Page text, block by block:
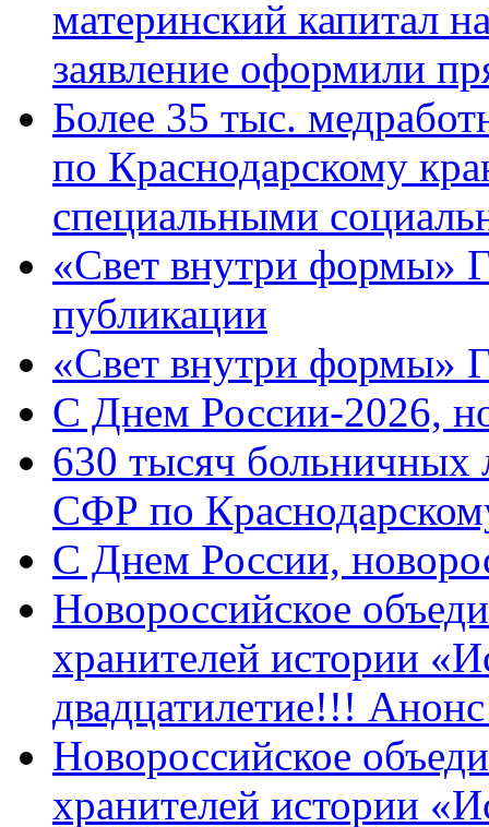
материнский капитал
заявление оформили
Более 35 тыс.
по Краснодарскому
специальными
«Свет внутри формы»
публикации
«Свет внутри формы»
C Днем России-2026,
630 тысяч больничных
СФР по
C Днем России,
Новороссийское
хранителей истории
двадцатилетие!!!
Новороссийское
хранителей истории